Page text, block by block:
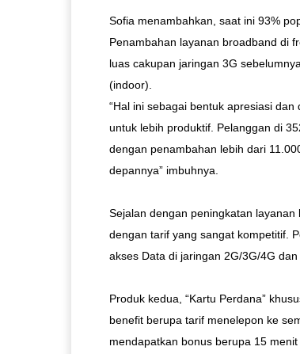
Sofia menambahkan, saat ini 93%
Penambahan layanan broadband di
luas cakupan jaringan 3G
(indoor).
“Hal ini sebagai bentuk apresiasi
untuk lebih produktif. Pelanggan di
dengan penambahan lebih dari
depannya” imbuhnya.
Sejalan dengan peningkatan
dengan tarif yang sangat kompetitif.
akses Data di jaringan 2G/3G/4G
Produk kedua, “Kartu Perdana”
benefit berupa tarif menelepon ke
mendapatkan bonus berupa 15